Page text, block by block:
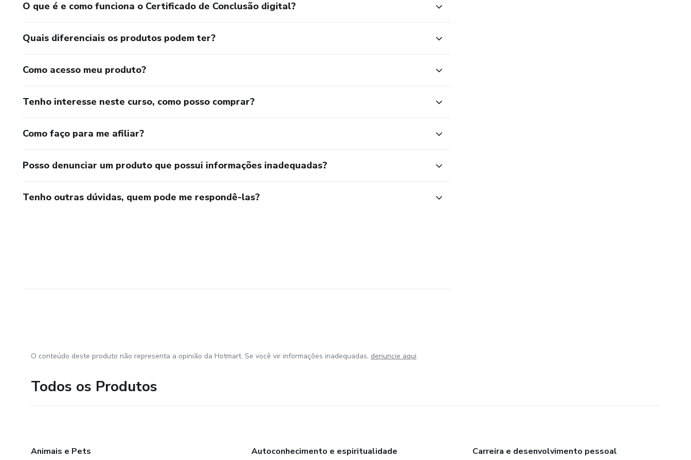
O que é e como funciona o Certificado de Conclusão digital?
Quais diferenciais os produtos podem ter?
Como acesso meu produto?
Tenho interesse neste curso, como posso comprar?
Como faço para me afiliar?
Posso denunciar um produto que possui informações inadequadas?
Tenho outras dúvidas, quem pode me respondê-las?
O conteúdo deste produto não representa a opinião da Hotmart. Se você vir informações inadequadas, denuncie aqui
Todos os Produtos
Animais e Pets Autoconhecimento e espiritualidade Carreira e desenvolvimento pessoal